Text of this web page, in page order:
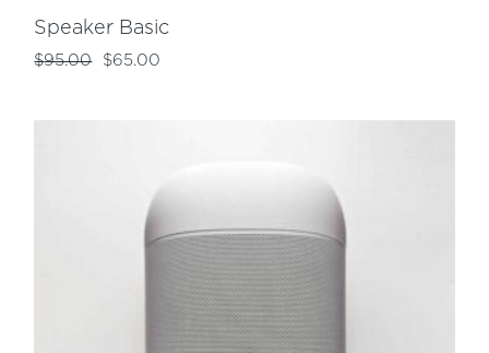
Speaker Basic
$95.00 $65.00